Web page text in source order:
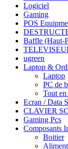
Logiciel
Gaming
POS
Baffle (Haut-
ugreen
Laptop &
Laptop
PC de
Tout en
Ecran / Data
CLAVIER
Gaming Pcs
Composants
Boitier